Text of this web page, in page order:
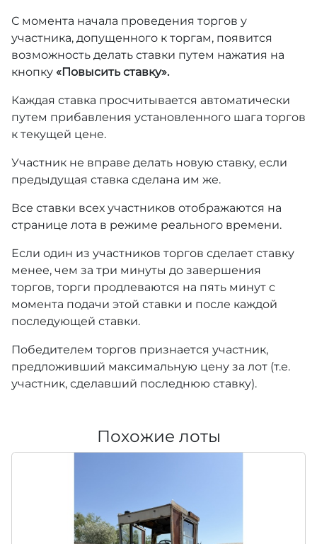
С момента начала проведения торгов у
участника, допущенного к торгам, появится
возможность делать ставки путем нажатия на
кнопку «Повысить ставку».
Каждая ставка просчитывается автоматически
путем прибавления установленного шага торгов
к текущей цене.
Участник не вправе делать новую ставку, если
предыдущая ставка сделана им же.
Все ставки всех участников отображаются на
странице лота в режиме реального времени.
Если один из участников торгов сделает ставку
менее, чем за три минуты до завершения
торгов, торги продлеваются на пять минут с
момента подачи этой ставки и после каждой
последующей ставки.
Победителем торгов признается участник,
предложивший максимальную цену за лот (т.е.
участник, сделавший последнюю ставку).
Похожие лоты